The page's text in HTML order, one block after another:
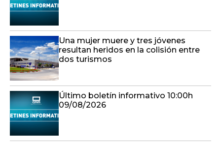
Una mujer muere y tres jóvenes
resultan heridos en la colisión entre
dos turismos
Último boletín informativo 10:00h
09/08/2026